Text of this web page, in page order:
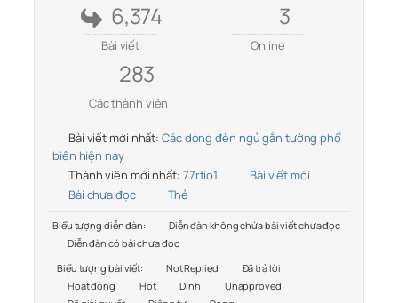
6,374
Bài viết
3
Online
283
Các thành viên
Bài viết mới nhất: Các dòng đèn ngủ gắn tường phổ
biến hiện nay
Thành viên mới nhất: 77rtio1
Bài viết mới
Bài chưa đọc
Thẻ
Biểu tượng diễn đàn:
Diễn đàn không chứa bài viết chưa đọc
Diễn đàn có bài chưa đọc
Biểu tượng bài viết:
Not Replied
Đã trả lời
Hoạt động
Hot Dính
Unapproved